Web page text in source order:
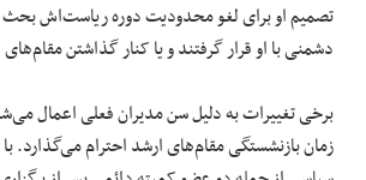
تصمیم او برای لغو محدودیت دوره ریاست‌اش بحث
دشمنی با او قرار گرفتند و یا کنار گذاشتن
برخی تغییرات به دلیل سن مدیران فعلی اعمال